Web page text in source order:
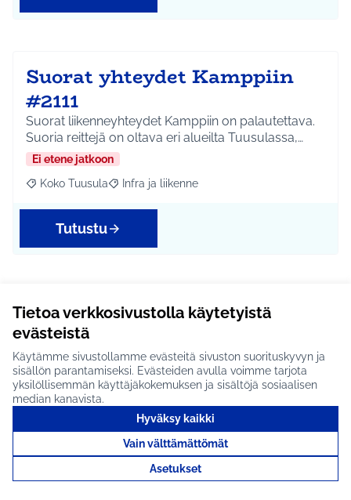
Tietoa verkkosivustolla käytetyistä
evästeistä
Käytämme sivustollamme evästeitä sivuston suorituskyvyn ja
sisällön parantamiseksi. Evästeiden avulla voimme tarjota
yksilöllisemmän käyttäjäkokemuksen ja sisältöjä sosiaalisen
median kanavista.
Hyväksy kaikki
Vain välttämättömät
Asetukset
Suorat yhteydet Kamppiin
#2111
Suorat liikenneyhteydet Kamppiin on palautettava.
Suoria reittejä on oltava eri alueilta Tuusulassa,…
Ei etene jatkoon
Rajaa tulokset aihepiirin mukaan: Koko Tuusula
Koko Tuusula Rajaa tulokset teeman mukaan: Infra ja liikenne
Infra ja liikenne
Tutustu
Kellokosken frisbeegolfradan
valaistus ja päivitys #1987
Paljon käytössä olevan frisbeegolfradan saisi vielä
paremmin käyttöön läpi vuoden jos kenttä olisi v…
Arvioitavana
Rajaa tulokset aihepiirin mukaan: Kellokoski
Rajaa tulokset teeman mukaan: Ympäristö
Ympäristö